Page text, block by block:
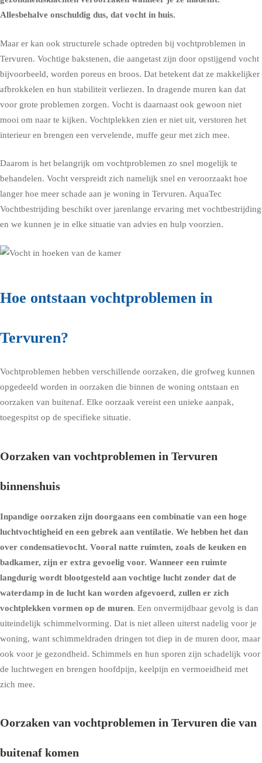
Allesbehalve onschuldig dus, dat vocht in huis.
Maar er kan ook structurele schade optreden bij vochtproblemen in
Tervuren. Vochtige bakstenen, die aangetast zijn door opstijgend vocht
bijvoorbeeld, worden poreus en broos. Dat betekent dat ze makkelijker
afbrokkelen en hun stabiliteit verliezen. In dragende muren kan dat
voor grote problemen zorgen. Vocht is daarnaast ook gewoon niet
mooi om naar te kijken. Vochtplekken zien er niet uit, verstoren het
interieur en brengen een vervelende, muffe geur met zich mee.
Daarom is het belangrijk om vochtproblemen zo snel mogelijk te
behandelen. Vocht verspreidt zich namelijk snel en veroorzaakt hoe
langer hoe meer schade aan je woning in Tervuren. AquaTec
Vochtbestrijding beschikt over jarenlange ervaring met vochtbestrijding
en we kunnen je in elke situatie van advies en hulp voorzien.
Hoe ontstaan vochtproblemen in
Tervuren?
Vochtproblemen hebben verschillende oorzaken, die grofweg kunnen
opgedeeld worden in oorzaken die binnen de woning ontstaan en
oorzaken van buitenaf. Elke oorzaak vereist een unieke aanpak,
toegespitst op de specifieke situatie.
Oorzaken van vochtproblemen in Tervuren
binnenshuis
Inpandige oorzaken zijn doorgaans een combinatie van een hoge
luchtvochtigheid en een gebrek aan ventilatie. We hebben het dan
over condensatievocht. Vooral natte ruimten, zoals de keuken en
badkamer, zijn er extra gevoelig voor. Wanneer een ruimte
langdurig wordt blootgesteld aan vochtige lucht zonder dat de
waterdamp in de lucht kan worden afgevoerd, zullen er zich
vochtplekken vormen op de muren. Een onvermijdbaar gevolg is dan
uiteindelijk schimmelvorming. Dat is niet alleen uiterst nadelig voor je
woning, want schimmeldraden dringen tot diep in de muren door, maar
ook voor je gezondheid. Schimmels en hun sporen zijn schadelijk voor
de luchtwegen en brengen hoofdpijn, keelpijn en vermoeidheid met
zich mee.
Oorzaken van vochtproblemen in Tervuren die van
buitenaf komen